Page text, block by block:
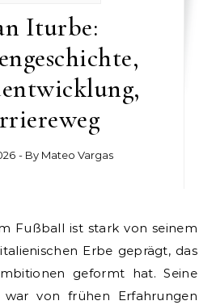
Iturbe:
- By Mateo Vargas
Erbe geprägt, das
geformt hat. Seine
war von frühen Erfahrungen